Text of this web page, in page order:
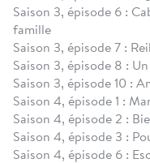
Saison 3, épisode 6 :
famille
Saison 3, épisode 7 :
Saison 3, épisode 8 :
Saison 3, épisode 10 :
Saison 4, épisode 1 :
Saison 4, épisode 2 :
Saison 4, épisode 3 :
Saison 4, épisode 6 :